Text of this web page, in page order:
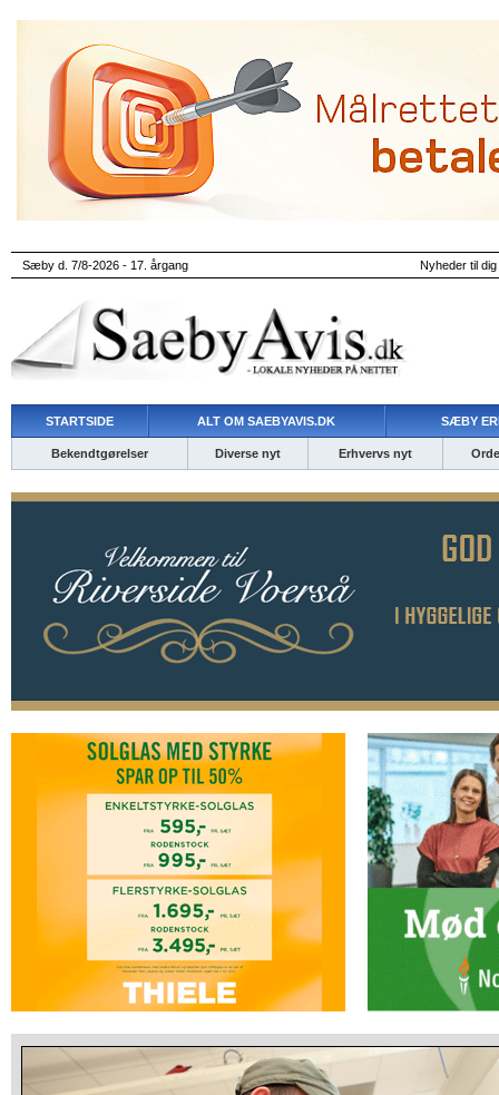
Sæby d. 7/8-2026 - 17. årgang Nyheder til
STARTSIDE ALT OM SAEBYAVIS.DK SÆBY
Bekendtgørelser Diverse nyt Erhvervs nyt